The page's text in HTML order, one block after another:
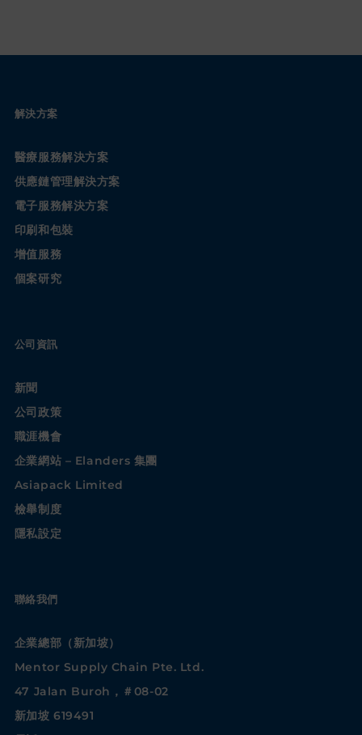
解決方案
醫療服務解決方案
供應鏈管理解決方案
電子服務解決方案
印刷和包裝
增值服務
個案研究
公司資訊
新聞
公司政策
職涯機會
企業網站 – Elanders 集團
Asiapack Limited
檢舉制度
隱私設定
聯絡我們
企業總部（新加坡）
Mentor Supply Chain Pte. Ltd.
47 Jalan Buroh，＃08-02
新加坡 619491